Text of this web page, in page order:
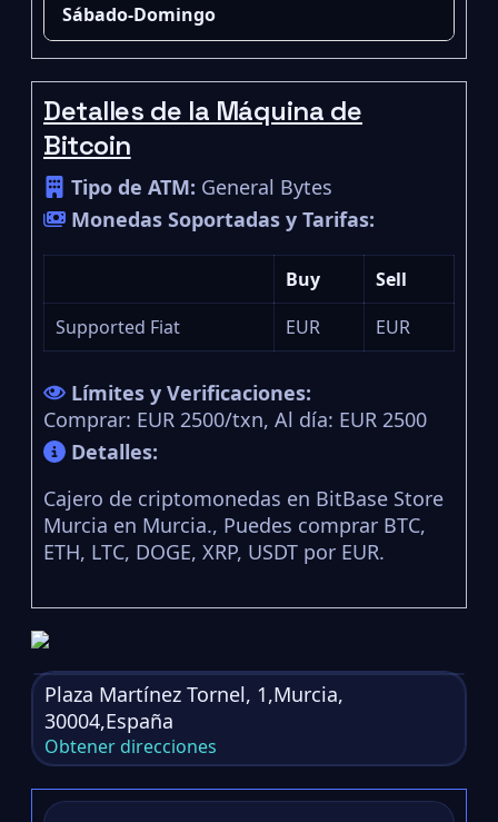
Sábado-Domingo
Detalles de la Máquina de
Bitcoin
Tipo de ATM: General Bytes
Monedas Soportadas y Tarifas:
Buy
Sell
Supported Fiat
EUR EUR
Límites y Verificaciones:
Comprar: EUR 2500/txn, Al día: EUR 2500
Detalles:
Cajero de criptomonedas en BitBase Store
Murcia en Murcia., Puedes comprar BTC,
ETH, LTC, DOGE, XRP, USDT por EUR.
Plaza Martínez Tornel, 1,Murcia,
30004,España
Obtener direcciones